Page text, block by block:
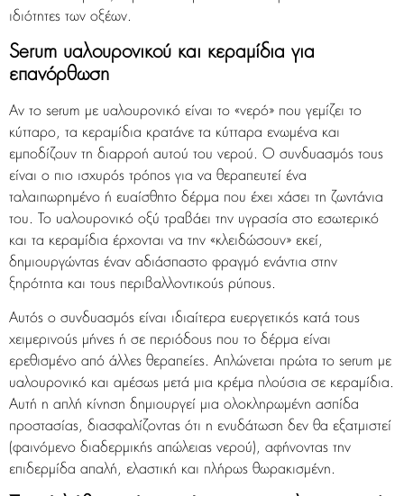
ιδιότητες των οξέων.
Serum υαλουρονικού και κεραμίδια για
επανόρθωση
Αν το serum με υαλουρονικό είναι το «νερό» που γεμίζει το
κύτταρο, τα κεραμίδια κρατάνε τα κύτταρα ενωμένα και
εμποδίζουν τη διαρροή αυτού του νερού. Ο συνδυασμός τους
είναι ο πιο ισχυρός τρόπος για να θεραπευτεί ένα
ταλαιπωρημένο ή ευαίσθητο δέρμα που έχει χάσει τη ζωντάνια
του. Το υαλουρονικό οξύ τραβάει την υγρασία στο εσωτερικό
και τα κεραμίδια έρχονται να την «κλειδώσουν» εκεί,
δημιουργώντας έναν αδιάσπαστο φραγμό ενάντια στην
ξηρότητα και τους περιβαλλοντικούς ρύπους.
Αυτός ο συνδυασμός είναι ιδιαίτερα ευεργετικός κατά τους
χειμερινούς μήνες ή σε περιόδους που το δέρμα είναι
ερεθισμένο από άλλες θεραπείες. Απλώνεται πρώτα το serum με
υαλουρονικό και αμέσως μετά μια κρέμα πλούσια σε κεραμίδια.
Αυτή η απλή κίνηση δημιουργεί μια ολοκληρωμένη ασπίδα
προστασίας, διασφαλίζοντας ότι η ενυδάτωση δεν θα εξατμιστεί
(φαινόμενο διαδερμικής απώλειας νερού), αφήνοντας την
επιδερμίδα απαλή, ελαστική και πλήρως θωρακισμένη.